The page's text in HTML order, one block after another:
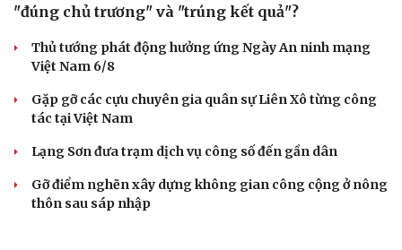
"đúng chủ trương" và "trúng kết quả"?
Thủ tướng phát động hưởng ứng Ngày An ninh mạng
Việt Nam 6/8
Gặp gỡ các cựu chuyên gia quân sự Liên Xô từng công
tác tại Việt Nam
Lạng Sơn đưa trạm dịch vụ công số đến gần dân
Gỡ điểm nghẽn xây dựng không gian công cộng ở nông
thôn sau sáp nhập